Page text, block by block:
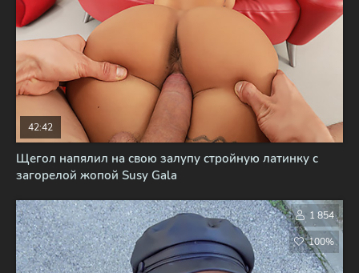
Щегол напялил на свою залупу стройную латинку с
загорелой жопой Susy Gala
42:42
1 854
100%